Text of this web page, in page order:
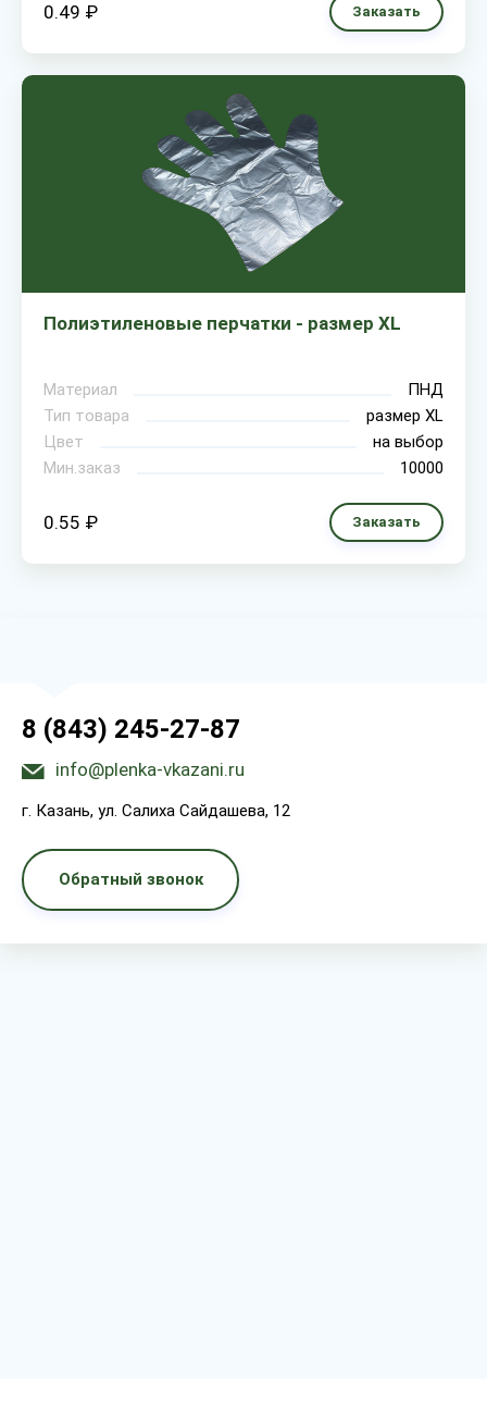
0.49 ₽ Заказать
Полиэтиленовые перчатки - размер XL
Материал
ПНД
Тип товара
размер XL
Цвет
на выбор
Мин.заказ
10000
0.55 ₽ Заказать
8 (843) 245-27-87
info@plenka-vkazani.ru
г. Казань, ул. Салиха Сайдашева, 12
Обратный звонок